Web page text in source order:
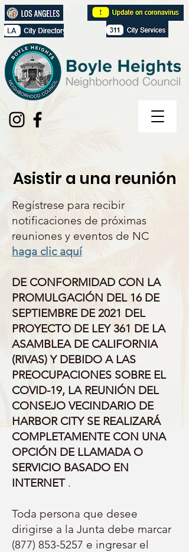
Asistir a una reunión
Regístrese para recibir
notificaciones de próximas
reuniones y eventos de NC
haga clic aquí
DE CONFORMIDAD CON LA
PROMULGACIÓN DEL 16 DE
SEPTIEMBRE DE 2021 DEL
PROYECTO DE LEY 361 DE LA
ASAMBLEA DE CALIFORNIA
(RIVAS) Y DEBIDO A LAS
PREOCUPACIONES SOBRE EL
COVID-19, LA REUNIÓN DEL
CONSEJO VECINDARIO DE
HARBOR CITY SE REALIZARÁ
COMPLETAMENTE CON UNA
OPCIÓN DE LLAMADA O
SERVICIO BASADO EN
INTERNET.
Toda persona que desee
dirigirse a la Junta debe marcar
(877) 853-5257 e ingresar el